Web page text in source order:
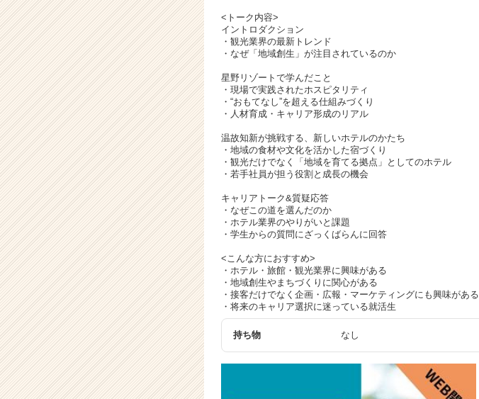
<トーク内容>
イントロダクション
・観光業界の最新トレンド
・なぜ「地域創生」が注目されているのか
星野リゾートで学んだこと
・現場で実践されたホスピタリティ
・“おもてなし”を超える仕組みづくり
・人材育成・キャリア形成のリアル
温故知新が挑戦する、新しいホテルのかたち
・地域の食材や文化を活かした宿づくり
・観光だけでなく「地域を育てる拠点」としてのホテル
・若手社員が担う役割と成長の機会
キャリアトーク&質疑応答
・なぜこの道を選んだのか
・ホテル業界のやりがいと課題
・学生からの質問にざっくばらんに回答
<こんな方におすすめ>
・ホテル・旅館・観光業界に興味がある
・地域創生やまちづくりに関心がある
・接客だけでなく企画・広報・マーケティングにも興味がある
・将来のキャリア選択に迷っている就活生
持ち物 なし